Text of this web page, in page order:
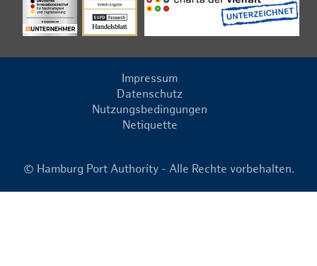
Impressum
Datenschutz
Nutzungsbedingungen
Netiquette
© Hamburg Port Authority - Alle Rechte vorbehalten.